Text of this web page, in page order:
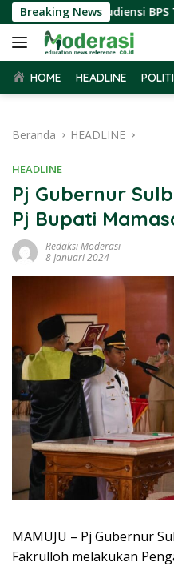
Langsung
ke
konten
Breaking News
Terima Audiensi BPS
HOME HEADLINE
Beranda HEADLINE
HEADLINE
Pj Gubernur
Pj Bupati
Redaksi Moderasi
8 Januari 2024
MAMUJU – Pj Gubernur
Fakrulloh melakukan